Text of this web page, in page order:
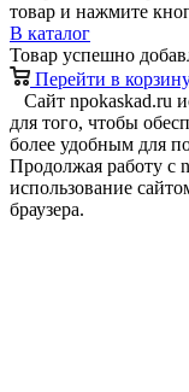
товар и нажмите
В каталог
Товар успешно
Перейти в
Сайт npokaskad.ru
для того, чтобы
более удобным для
Продолжая работу с
использование
браузера.